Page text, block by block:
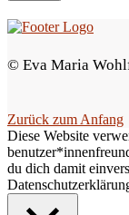
e
l
l
e
e
© Eva Maria
Zurück zum Anfang
Diese Website
du dich damit